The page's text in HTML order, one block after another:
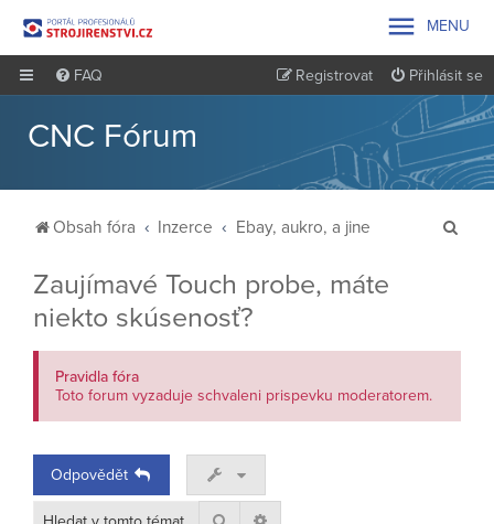
 MENU
FAQ Přihlásit se
Registrovat
CNC Fórum
Obsah fóra Inzerce Ebay, aukro, a jine
a
Zaujímavé Touch probe, máte
niekto skúsenosť?
Pravidla fóra
Toto forum vyzaduje schvaleni prispevku moderatorem.
Odpovědět
Hledat